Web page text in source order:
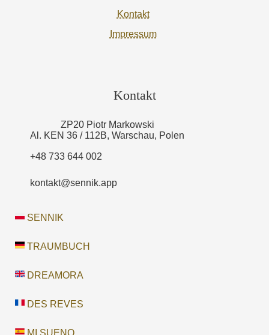
Kontakt
Impressum
Kontakt
ZP20 Piotr Markowski
Al. KEN 36 / 112B, Warschau, Polen
+48 733 644 002
kontakt@sennik.app
SENNIK
TRAUMBUCH
DREAMORA
DES REVES
MI SUENO